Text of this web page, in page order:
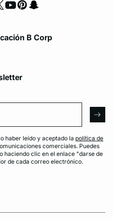
B Corp
haber leído y aceptado la política de
comerciales. Puedes
haciendo clic en el enlace "darse de
de cada correo electrónico.